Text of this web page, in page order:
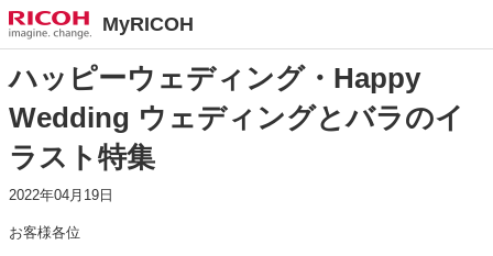
MyRICOH
ハッピーウェディング・Happy
Wedding ウェディングとバラのイ
ラスト特集
2022年04月19日
お客様各位